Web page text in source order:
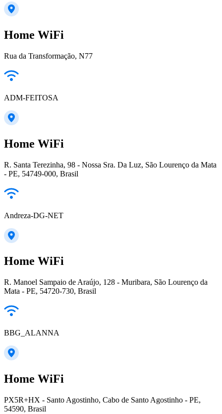
Home WiFi
Rua da Transformação, N77
ADM-FEITOSA
Home WiFi
R. Santa Terezinha, 98 - Nossa Sra. Da Luz, São Lourenço da Mata
- PE, 54749-000, Brasil
Andreza-DG-NET
Home WiFi
R. Manoel Sampaio de Araújo, 128 - Muribara, São Lourenço da
Mata - PE, 54720-730, Brasil
BBG_ALANNA
Home WiFi
PX5R+HX - Santo Agostinho, Cabo de Santo Agostinho - PE,
54590, Brasil